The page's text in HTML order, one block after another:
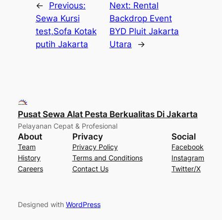
←
Previous:
Sewa Kursi
test,Sofa Kotak
putih Jakarta
Next: Rental
Backdrop Event
BYD Pluit Jakarta
Utara
→
Pusat Sewa Alat Pesta Berkualitas Di Jakarta
Pelayanan Cepat & Profesional
About
Team
History
Careers
Privacy
Privacy Policy
Terms and Conditions
Contact Us
Social
Facebook
Instagram
Twitter/X
Designed with WordPress